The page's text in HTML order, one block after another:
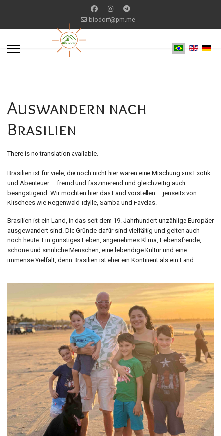
biodorf@pm.me
Auswandern nach
Brasilien
There is no translation available.
Brasilien ist für viele, die noch nicht hier waren eine Mischung aus Exotik
und Abenteuer – fremd und faszinierend und gleichzeitig auch
beängstigend. Wir möchten hier das Land vorstellen – jenseits von
Klischees wie Regenwald-Idylle, Samba und Favelas.
Brasilien ist ein Land, in das seit dem 19. Jahrhundert unzählige Europäer
ausgewandert sind. Die Gründe dafür sind vielfältig und gelten auch
noch heute: Ein günstiges Leben, angenehmes Klima, Lebensfreude,
schöne und sinnliche Menschen, eine lebendige Kultur und eine
immense Vielfalt, denn Brasilien ist eher ein Kontinent als ein Land.